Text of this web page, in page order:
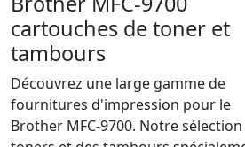
cartouches de toner et
tambours
Découvrez une large gamme de
fournitures d'impression pour le
Brother MFC-9700. Notre